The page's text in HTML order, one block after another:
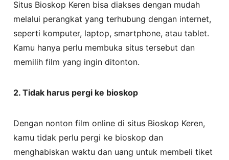
Situs Bioskop Keren bisa diakses dengan mudah
melalui perangkat yang terhubung dengan internet,
seperti komputer, laptop, smartphone, atau tablet.
Kamu hanya perlu membuka situs tersebut dan
memilih film yang ingin ditonton.
2. Tidak harus pergi ke bioskop
Dengan nonton film online di situs Bioskop Keren,
kamu tidak perlu pergi ke bioskop dan
menghabiskan waktu dan uang untuk membeli tiket